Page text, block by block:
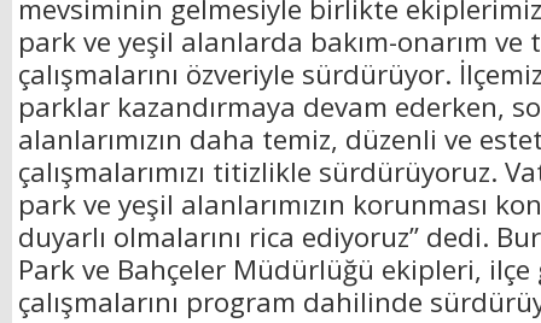
mevsiminin gelmesiyle birlikte
park ve yeşil alanlarda bakım-onarım ve
çalışmalarını özveriyle sürdürüyor.
parklar kazandırmaya devam ederken,
alanlarımızın daha temiz, düzenli ve
çalışmalarımızı titizlikle sürdürüyoruz.
park ve yeşil alanlarımızın korunması
duyarlı olmalarını rica ediyoruz” dedi.
Park ve Bahçeler Müdürlüğü ekipleri,
çalışmalarını program dahilinde